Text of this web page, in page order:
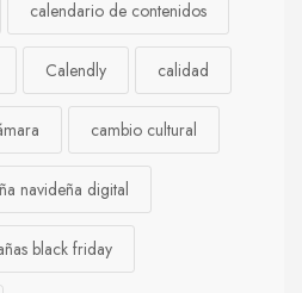
calendario de contenidos
Calendly calidad
cambio cultural
navideña digital
black friday